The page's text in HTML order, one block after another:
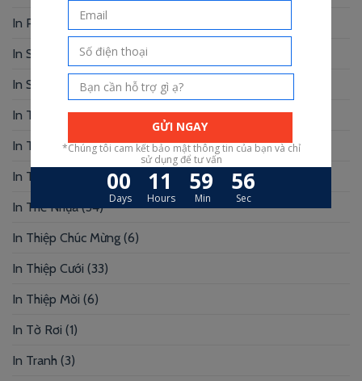
In Profile
In Sổ Tay
(2)
In Standee – PP (2)
In Tag Treo(7)
In Thẻ Bài(2)
In Thẻ Nhân Viên(3)
In Thẻ Nhựa(34)
In Thiệp Chúc Mừng (6)
In Thiệp Cưới (33)
In Thiệp Mời (6)
In Tờ Rơi (1)
In Tranh (3)